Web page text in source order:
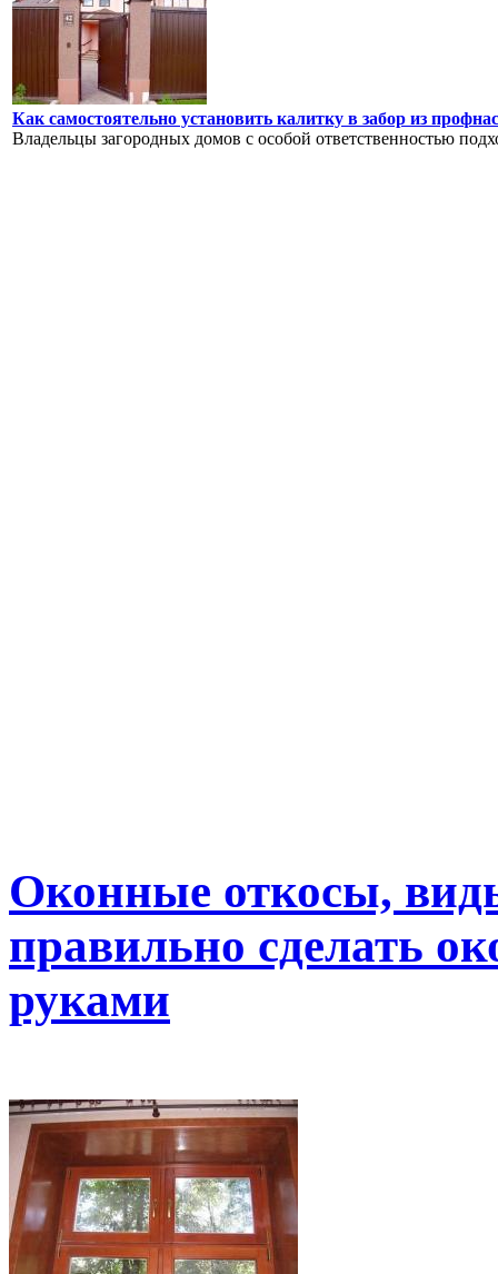
Как самостоятельно установить калитку в забор из
Владельцы загородных домов с особой ответственностью
Оконные откосы,
правильно сделать
руками